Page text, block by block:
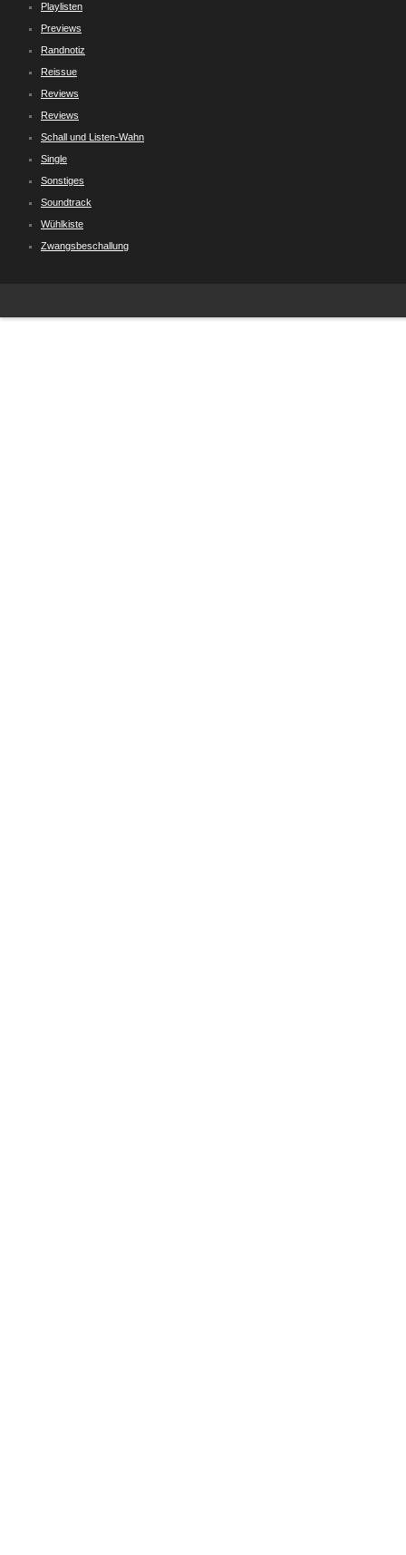
Playlisten
Previews
Randnotiz
Reissue
Reviews
Reviews
Schall und Listen-Wahn
Single
Sonstiges
Soundtrack
Wühlkiste
Zwangsbeschallung